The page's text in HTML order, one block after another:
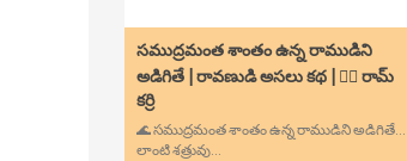
సముద్రమంత శాంతం ఉన్న రాముడిని
అడిగితే | రావణుడి అసలు కథ | ✍🏻 రామ్
కర్రి
🌊 సముద్రమంత శాంతం ఉన్న రాముడిని
లాంటి శత్రువు...